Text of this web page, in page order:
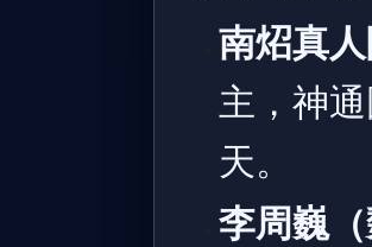
南炤真
主，神
天。
李周巍